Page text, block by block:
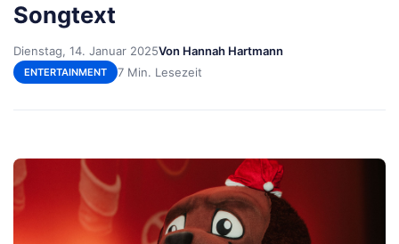
Songtext
Dienstag, 14. Januar 2025Von Hannah Hartmann
ENTERTAINMENT 7 Min. Lesezeit